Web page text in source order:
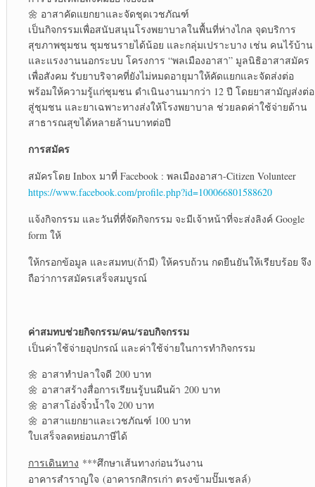
🌼 อาสาคัดแยกยาและจัดชุดเวชภัณฑ์
เป็นกิจกรรมเพื่อสนับสนุนโรงพยาบาลในพื้นที่ห่างไกล จุดบริการ
สุขภาพชุมชน ชุมชนรายได้น้อย และกลุ่มเปราะบาง เช่น คนไร้บ้าน
และแรงงานนอกระบบ โครงการ “พลเมืองอาสา” มูลนิธิอาสาสมัคร
เพื่อสังคม รับยาบริจาคที่ยังไม่หมดอายุมาให้คัดแยกและจัดส่งต่อ
พร้อมให้ความรู้แก่ชุมชน ดำเนินงานมากว่า 12 ปี โดยยาสามัญส่งต่อ
สู่ชุมชน และยาเฉพาะทางส่งให้โรงพยาบาล ช่วยลดค่าใช้จ่ายด้าน
สาธารณสุขได้หลายล้านบาทต่อปี
การสมัคร
สมัครโดย Inbox มาที่ Facebook : พลเมืองอาสา-Citizen Volunteer
https://www.facebook.com/profile.php?id=100066801588620
แจ้งกิจกรรม และวันที่ที่จัดกิจกรรม จะมีเจ้าหน้าที่จะส่งลิงค์ Google
form ให้
ให้กรอกข้อมูล และสมทบ(ถ้ามี) ให้ครบถ้วน กดยืนยันให้เรียบร้อย จึง
ถือว่าการสมัครเสร็จสมบูรณ์
ค่าสมทบช่วยกิจกรรม/คน/รอบกิจกรรม
เป็นค่าใช้จ่ายอุปกรณ์ และค่าใช้จ่ายในการทำกิจกรรม
🌼 อาสาทำปลาใจดี 200 บาท
🌼 อาสาสร้างสื่อการเรียนรู้บนผืนผ้า 200 บาท
🌼 อาสาโอ่งจิ๋วน้ำใจ 200 บาท
🌼 อาสาแยกยาและเวชภัณฑ์ 100 บาท
ใบเสร็จลดหย่อนภาษีได้
การเดินทาง ***ศึกษาเส้นทางก่อนวันงาน
อาคารสำราญใจ (อาคารกสิกรเก่า ตรงข้ามปั๊มเชลล์)